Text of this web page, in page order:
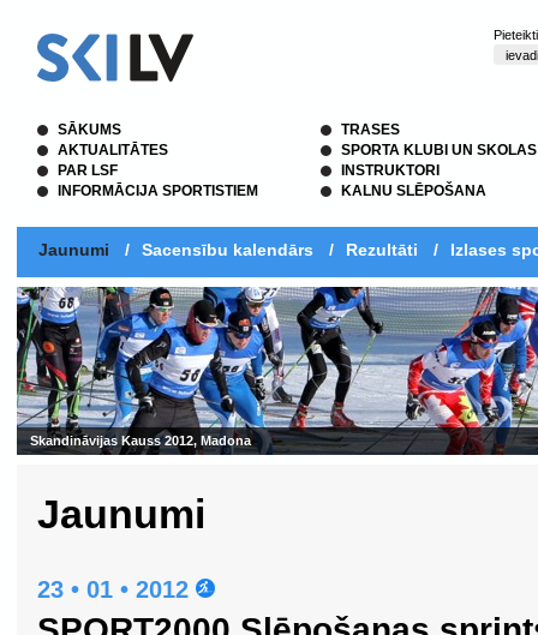
SĀKUMS
AKTUALITĀTES
PAR LSF
INFORMĀCIJA SPORTISTIEM
TRASES
SPORTA KLUBI UN SKOLAS
INSTRUKTORI
KALNU SLĒPOŠANA
Jaunumi / Sacensību kalendārs / Rezultāti / Izlases
Skandināvijas Kauss 2012, Madona
Jaunumi
23 • 01 • 2012